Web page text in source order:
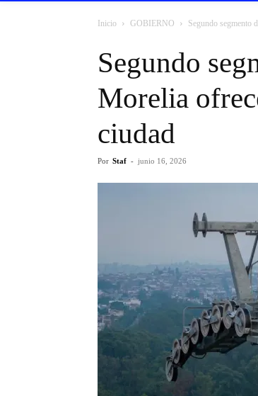
Inicio GOBIERNO Segundo segmento
Segundo
Morelia
ciudad
Por Staf - junio 16, 2026